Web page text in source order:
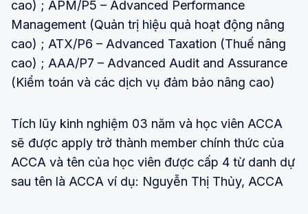
cao) ; APM/P5 – Advanced Performance
Management (Quản trị hiệu quả hoạt động nâng
cao) ; ATX/P6 – Advanced Taxation (Thuế nâng
cao) ; AAA/P7 – Advanced Audit and Assurance
(Kiểm toán và các dịch vụ đảm bảo nâng cao)
Tích lũy kinh nghiệm 03 năm và học viên ACCA
sẽ được apply trở thành member chính thức của
ACCA và tên của học viên được cấp 4 từ danh dự
sau tên là ACCA ví dụ: Nguyễn Thị Thủy, ACCA